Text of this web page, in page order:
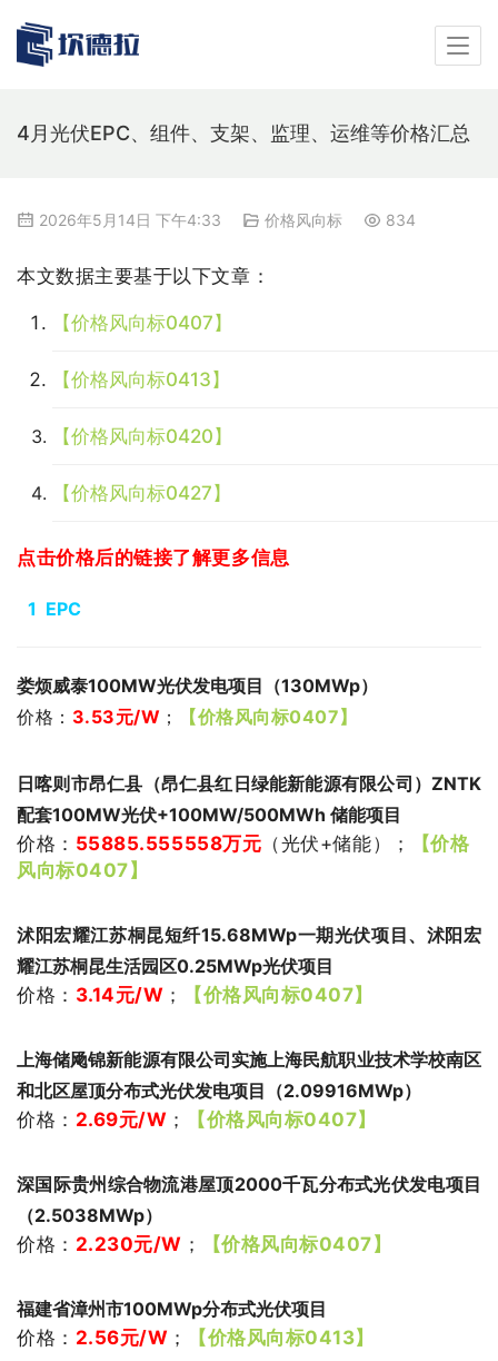
4月光伏EPC、组件、支架、监理、运维等价格汇总
2026年5月14日 下午4:33 价格风向标 834
本文数据主要基于以下文章：
【价格风向标0407】
【价格风向标0413】
【价格风向标0420】
【价格风向标0427】
点击价格后的链接了解更多信息
1 EPC
娄烦威泰100MW光伏发电项目（130MWp）
价格： 3.53元/W ； 【价格风向标0407】
日喀则市昂仁县（昂仁县红日绿能新能源有限公司）ZNTK
配套100MW光伏+100MW/500MWh 储能项目
价格： 55885.555558万元 （光伏+储能） ；
【价格
风向标0407】
沭阳宏耀江苏桐昆短纤15.68MWp一期光伏项目、沭阳宏
耀江苏桐昆生活园区0.25MWp光伏项目
价格： 3.14元/W ； 【价格风向标0407】
上海储飏锦新能源有限公司实施上海民航职业技术学校南区
和北区屋顶分布式光伏发电项目（2.09916MWp）
价格： 2.69元/W ； 【价格风向标0407】
深国际贵州综合物流港屋顶2000千瓦分布式光伏发电项目
（2.5038MWp）
价格： 2.230元/W ； 【价格风向标0407】
福建省漳州市100MWp分布式光伏项目
价格： 2.56元/W ； 【价格风向标0413】